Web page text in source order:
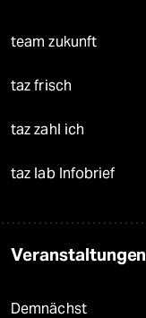
team zukunft
taz frisch
taz zahl ich
taz lab Infobrief
Veranstaltungen
Demnächst